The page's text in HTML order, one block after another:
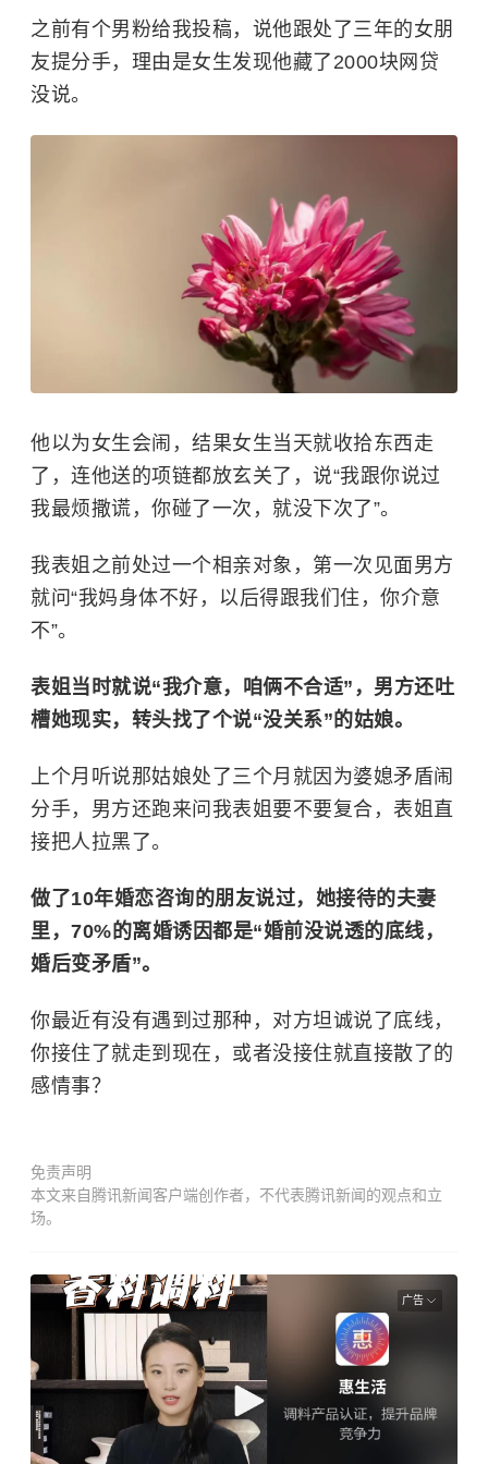
之前有个男粉给我投稿，说他跟处了三年的女朋
友提分手，理由是女生发现他藏了2000块网贷
没说。
他以为女生会闹，结果女生当天就收拾东西走
了，连他送的项链都放玄关了，说“我跟你说过
我最烦撒谎，你碰了一次，就没下次了”。
我表姐之前处过一个相亲对象，第一次见面男方
就问“我妈身体不好，以后得跟我们住，你介意
不”。
表姐当时就说“我介意，咱俩不合适”，男方还吐
槽她现实，转头找了个说“没关系”的姑娘。
上个月听说那姑娘处了三个月就因为婆媳矛盾闹
分手，男方还跑来问我表姐要不要复合，表姐直
接把人拉黑了。
做了10年婚恋咨询的朋友说过，她接待的夫妻
里，70%的离婚诱因都是“婚前没说透的底线，
婚后变矛盾”。
你最近有没有遇到过那种，对方坦诚说了底线，
你接住了就走到现在，或者没接住就直接散了的
感情事？
免责声明
本文来自腾讯新闻客户端创作者，不代表腾讯新闻的观点和立
场。
广告